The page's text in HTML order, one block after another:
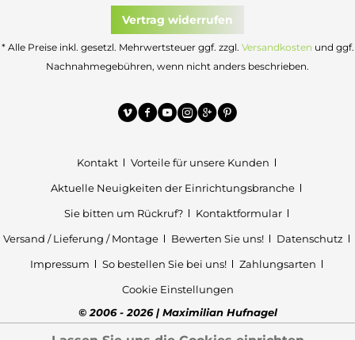
Vertrag widerrufen
* Alle Preise inkl. gesetzl. Mehrwertsteuer ggf. zzgl. Versandkosten und ggf.
Nachnahmegebühren, wenn nicht anders beschrieben.
Kontakt
Vorteile für unsere Kunden
Aktuelle Neuigkeiten der Einrichtungsbranche
Sie bitten um Rückruf?
Kontaktformular
Versand / Lieferung / Montage
Bewerten Sie uns!
Datenschutz
Impressum
So bestellen Sie bei uns!
Zahlungsarten
Cookie Einstellungen
© 2006 - 2026 | Maximilian Hufnagel